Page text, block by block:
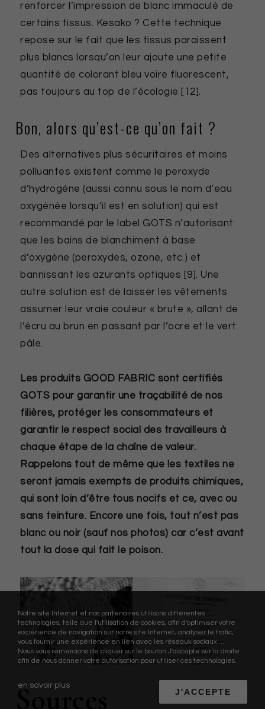
renforcer l’impression de blanc immaculé de
certains tissus. Kesako ? Cette technique
repose sur le fait que les tissus paraissent
plus blancs lorsqu’on leur ajoute une petite
quantité de colorant bleu voire fluorescent,
pas toujours au top de l’écologie [12].
Bon, alors qu’est-ce qu’on fait ?
Des alternatives plus sécuritaires et moins
polluantes existent comme le peroxyde
d’hydrogène (aussi connu sous le nom d’eau
oxygénée lorsqu’il est en solution) qui est
recommandé par le label GOTS n’autorisant
que les bains de blanchiment à base
d’oxygène (peroxydes, ozone, etc.) et
bannissant les azurants optiques [9]. Une
autre solution est de laisser les vêtements
assumer leur vraie couleur « brute », allant de
l’écru au brun en passant par l’ocre et le vert
pâle.
Les produits GOOD FABRIC sont certifiés
GOTS pour garantir une traçabilité de nos
filières, protéger les consommateurs et
garantir le respect social des travailleurs à
chaque étape de la chaîne de valeur.
Rappelons tout de même que les textiles ne
seront jamais exempts de produits chimiques,
qui sont loin d’être tous nocifs et ce, avec ou
sans teinture. Encore une fois, tout n’est pas
blanc ou noir (sauf nos photos) car c’est avant
tout la dose qui fait le poison.
Sources
Notre site Internet et nos partenaires utilisons différentes
technologies, telle que l'utilisation de cookies, afin d'optimiser votre
expérience de navigation sur notre site Internet, analyser le trafic,
vous fournir une expérience en lien avec les réseaux sociaux ...
Nous vous remercions de cliquer sur le bouton J'accepte sur la droite
afin de nous donner votre autorisation pour utiliser ces technologies.
en savoir plus
J'ACCEPTE